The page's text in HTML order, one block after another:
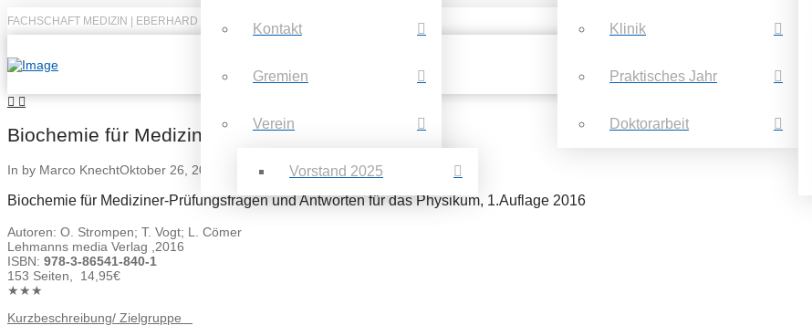
FACHSCHAFT MEDIZIN | EBERHARD KARLS UNIVERSITÄT TÜBINGEN
Kontakt
Gremien
Verein
Vorstand 2025
Klinik
Praktisches Jahr
Doktorarbeit
Biochemie für Mediziner, 1.Auflage
In by Marco KnechtOktober 26, 2017
Biochemie für Mediziner-Prüfungsfragen und Antworten für das Physikum, 1.Auflage 2016
Autoren: O. Strompen; T. Vogt; L. Cömer
Lehmanns media Verlag ,2016
ISBN: 978-3-86541-840-1
153 Seiten, 14,95€
★★★
Kurzbeschreibung/ Zielgruppe